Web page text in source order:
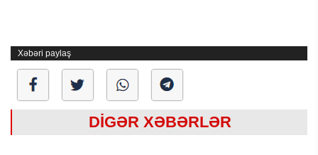
Xəbəri paylaş
DİGƏR XƏBƏRLƏR